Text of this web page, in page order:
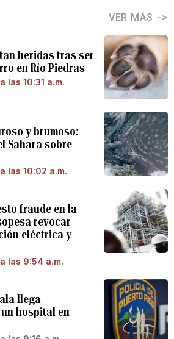
VER MÁS
heridas tras ser
en Río Piedras
las 10:31 a.m.
y brumoso:
Sahara sobre
las 10:02 a.m.
fraude en la
revocar
eléctrica y
las 9:54 a.m.
llega
hospital en